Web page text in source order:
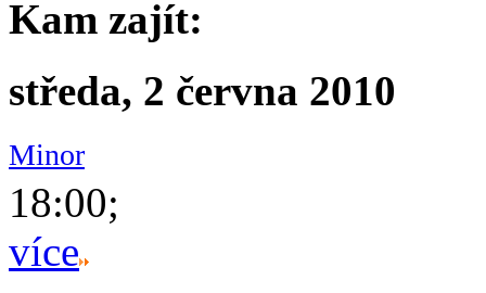
Kam zajít:
středa, 2 června 2010
Minor
18:00;
více